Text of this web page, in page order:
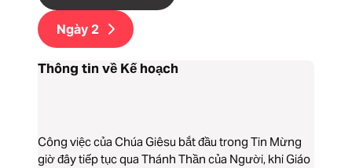
Ngày 2
Thông tin về Kế hoạch
Công việc của Chúa Giêsu bắt đầu trong Tin Mừng
giờ đây tiếp tục qua Thánh Thần của Người, khi Giáo